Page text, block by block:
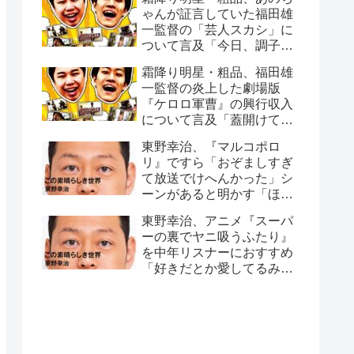
ゃんが証言していた福田雄
一監督の「芸人スカシ」に
ついて言及「今日、調子悪
霜降り明星・粗品、福田雄
一監督の炎上した劇場版
『ケロロ軍曹』の興行収入
について言及「蓋開けてみ
東野幸治、『マルコポロ
リ』ですら「おぞましすぎ
て放送でけへんかった」シ
ーンがあると明かす「ほん
て…」
東野幸治、アニメ『スーパ
ーの裏でヤニ吸うふたり』
を中年リスナーにおすすめ
「好きだとか愛してるみた